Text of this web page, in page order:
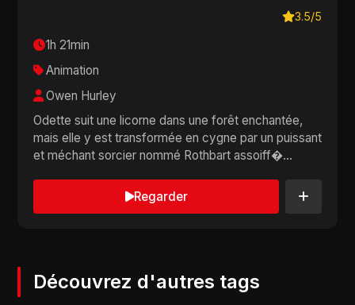
3.5/5
1h 21min
Animation
Owen Hurley
Odette suit une licorne dans une forêt enchantée,
mais elle y est transformée en cygne par un puissant
et méchant sorcier nommé Rothbart assoiff�...
Regarder
Découvrez d'autres tags